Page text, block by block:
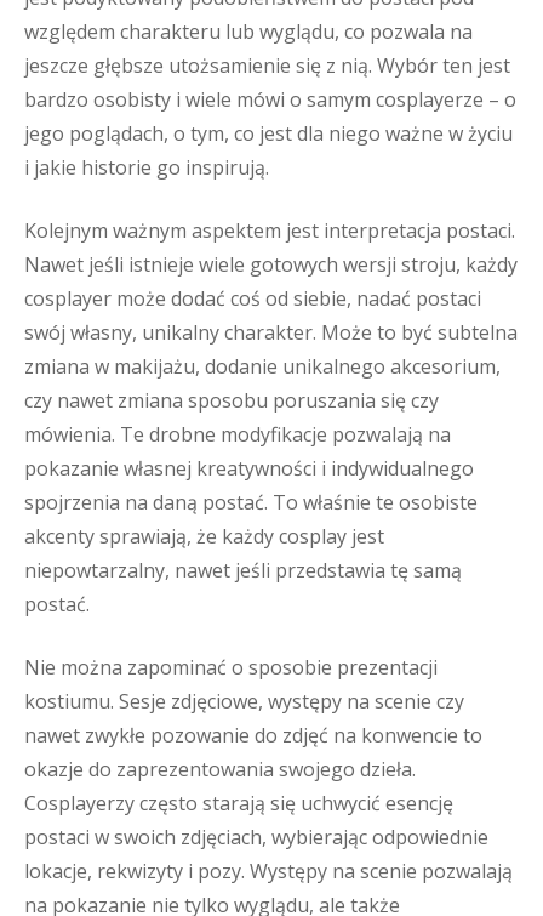
względem charakteru lub wyglądu, co pozwala na
jeszcze głębsze utożsamienie się z nią. Wybór ten jest
bardzo osobisty i wiele mówi o samym cosplayerze – o
jego poglądach, o tym, co jest dla niego ważne w życiu
i jakie historie go inspirują.
Kolejnym ważnym aspektem jest interpretacja postaci.
Nawet jeśli istnieje wiele gotowych wersji stroju, każdy
cosplayer może dodać coś od siebie, nadać postaci
swój własny, unikalny charakter. Może to być subtelna
zmiana w makijażu, dodanie unikalnego akcesorium,
czy nawet zmiana sposobu poruszania się czy
mówienia. Te drobne modyfikacje pozwalają na
pokazanie własnej kreatywności i indywidualnego
spojrzenia na daną postać. To właśnie te osobiste
akcenty sprawiają, że każdy cosplay jest
niepowtarzalny, nawet jeśli przedstawia tę samą
postać.
Nie można zapominać o sposobie prezentacji
kostiumu. Sesje zdjęciowe, występy na scenie czy
nawet zwykłe pozowanie do zdjęć na konwencie to
okazje do zaprezentowania swojego dzieła.
Cosplayerzy często starają się uchwycić esencję
postaci w swoich zdjęciach, wybierając odpowiednie
lokacje, rekwizyty i pozy. Występy na scenie pozwalają
na pokazanie nie tylko wyglądu, ale także